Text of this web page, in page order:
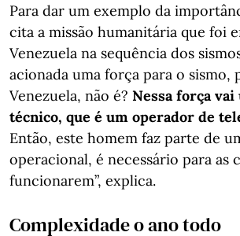
Para dar um exemplo da
cita a missão humanitária que foi
Venezuela na sequência dos
acionada uma força para o sismo,
Venezuela, não é? Nessa força
técnico, que é um operador de
Então, este homem faz parte de
operacional, é necessário para as
funcionarem”, explica.
Complexidade o ano todo